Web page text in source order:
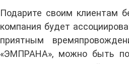
Подарите своим клиентам
компания будет
приятным
«ЭМПРАНА», можно быть